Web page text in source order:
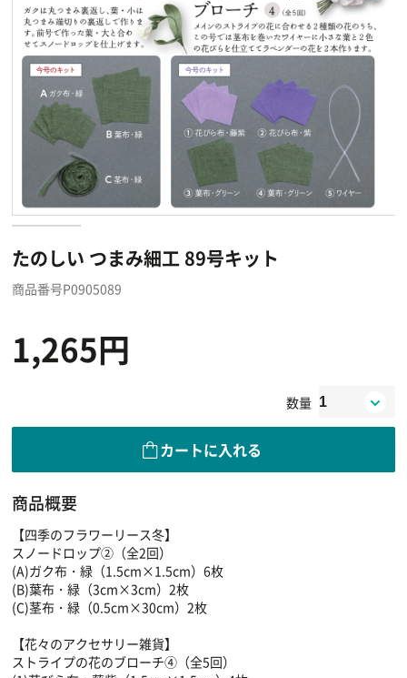
たのしい つまみ細工 89号キット
商品番号P0905089
1,265円
数量
カートに入れる
商品概要
【四季のフラワーリース冬】
スノードロップ②（全2回）
(A)ガク布・緑（1.5cm×1.5cm）6枚
(B)葉布・緑（3cm×3cm）2枚
(C)茎布・緑（0.5cm×30cm）2枚
【花々のアクセサリー雑貨】
ストライプの花のブローチ④（全5回）